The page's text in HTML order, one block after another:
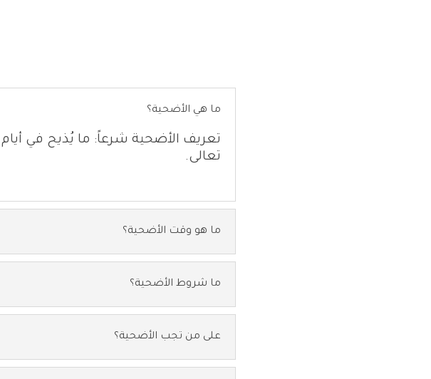
ما هي الأضحية؟
تعريف الأضحية شرعاً: ما يُذيح في أيام
تعالى.
ما هو وقت الأضحية؟
ما شروط الأضحية؟
على من تجب الأضحية؟